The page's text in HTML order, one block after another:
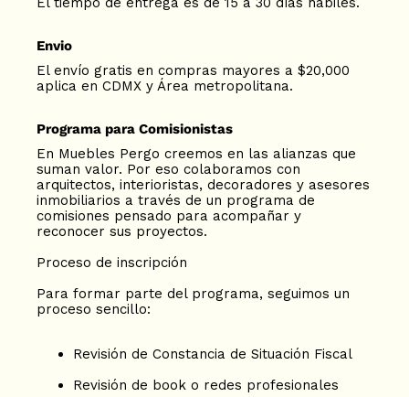
Envio
El envío gratis en compras mayores a $20,000
aplica en CDMX y Área metropolitana.
Programa para Comisionistas
En Muebles Pergo creemos en las alianzas que
suman valor. Por eso colaboramos con
arquitectos, interioristas, decoradores y asesores
inmobiliarios a través de un programa de
comisiones pensado para acompañar y
reconocer sus proyectos.
Proceso de inscripción
Para formar parte del programa, seguimos un
proceso sencillo:
Revisión de Constancia de Situación Fiscal
Revisión de book o redes profesionales